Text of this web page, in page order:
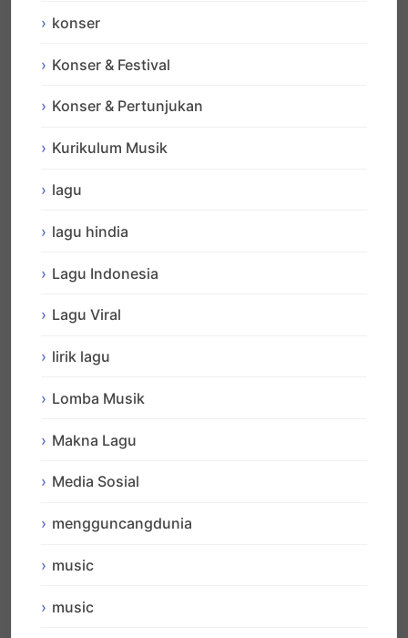
konser
Konser & Festival
Konser & Pertunjukan
Kurikulum Musik
lagu
lagu hindia
Lagu Indonesia
Lagu Viral
lirik lagu
Lomba Musik
Makna Lagu
Media Sosial
mengguncangdunia
music
music